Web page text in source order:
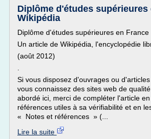
Diplôme d'études
Wikipédia
Diplôme d'études supérieures en France
Un article de Wikipédia, l'encyclopédie
(août 2012)
Si vous disposez d'ouvrages ou
vous connaissez des sites web de
abordé ici, merci de compléter l'article
références utiles à sa vérifiabilité et en
« Notes et références » (...
Lire la suite